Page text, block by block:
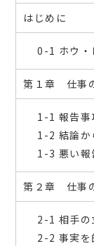
はじめに
0-1 ホウ
第１章 仕事
1-1 報告事
1-2 結論か
1-3 悪い報
第２章 仕事
2-1 相手の
2-2 事実を